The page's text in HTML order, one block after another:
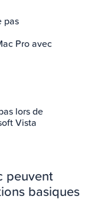
pas
Pro avec
lors de
Vista
peuvent
basiques